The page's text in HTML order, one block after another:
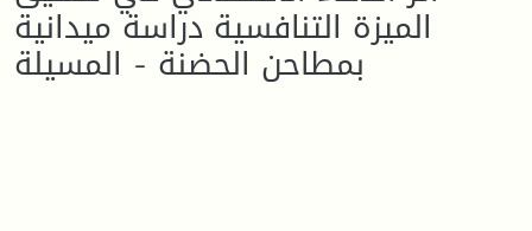
الميزة التنافسية دراسة ميدانية
بمطاحن الحضنة - المسيلة